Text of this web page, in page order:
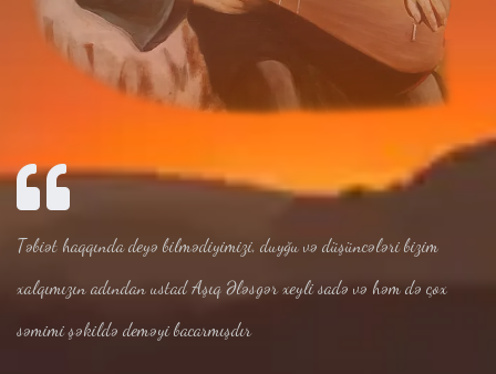
Təbiət haqqında deyə bilmədiyimizi, duyğu və düşüncələri bizim
xalqımızın adından ustad Aşıq Ələsgər xeyli sadə və həm də çox
səmimi şəkildə deməyi bacarmışdır